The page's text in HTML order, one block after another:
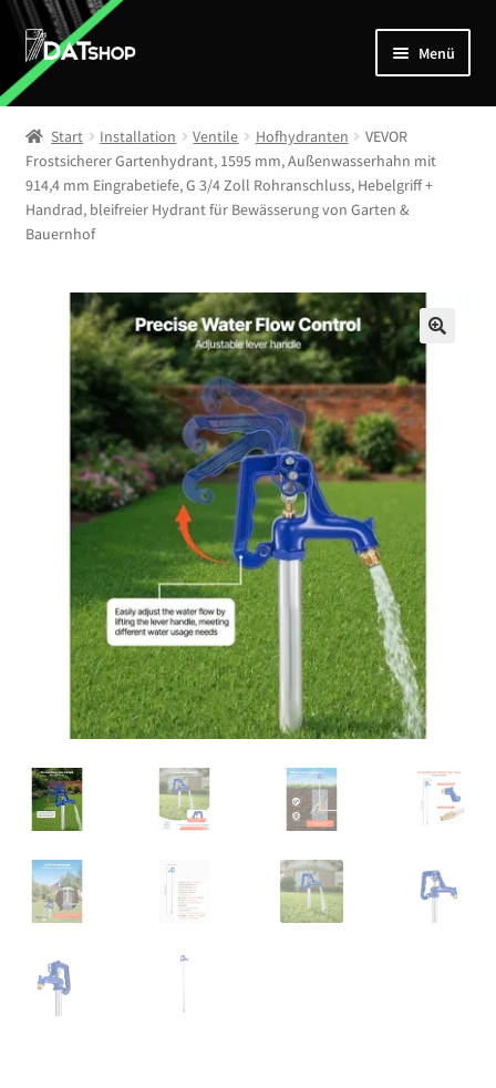
Zur
Navigation
springen
Zum
Inhalt
springen
Menü
Home
Shop
Mein Account
Start Installation Ventile Hofhydranten
VEVOR
Frostsicherer Gartenhydrant, 1595 mm, Außenwasserhahn mit
914,4 mm Eingrabetiefe, G 3/4 Zoll Rohranschluss, Hebelgriff +
Handrad, bleifreier Hydrant für Bewässerung von Garten &
Bauernhof